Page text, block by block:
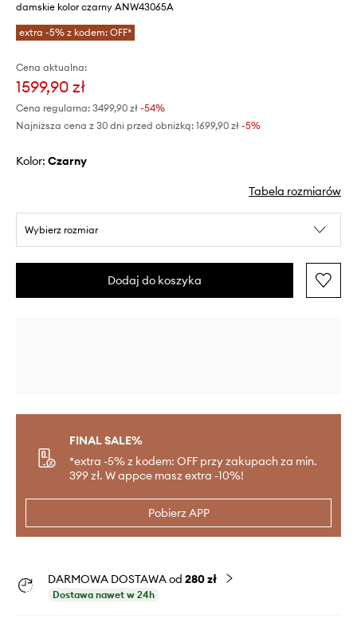
damskie kolor czarny ANW43065A
extra -5% z kodem: OFF*
Cena aktualna:
1599,90 zł
Cena regularna: 3499,90 zł -54%
Najniższa cena z 30 dni przed obniżką: 1699,90 zł -5%
Kolor: czarny
Tabela rozmiarów
Wybierz rozmiar
Dodaj do koszyka
FINAL SALE%
*extra -5% z kodem: OFF przy zakupach za min.
399 zł. W appce masz extra -10%!
Pobierz APP
DARMOWA DOSTAWA od 280 zł
Dostawa nawet w 24h